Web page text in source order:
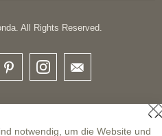
All Rights Reserved.
notwendig, um die Website und